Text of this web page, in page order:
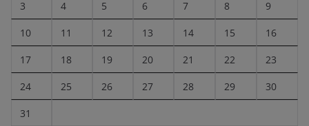
3 4 5 6 7 8 9
10 11 12 13 14 15 16
17 18 19 20 21 22 23
24 25 26 27 28 29 30
31